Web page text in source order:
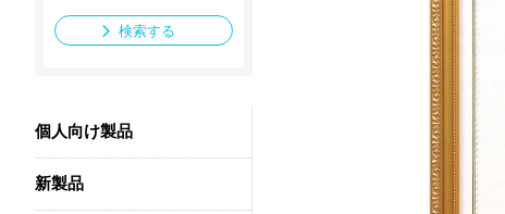
法人向け製品
検索する
個人向け製品
新製品